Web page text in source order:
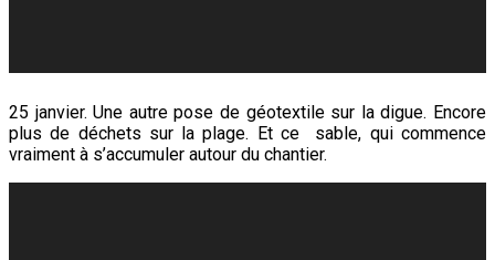
25 janvier. Une autre pose de géotextile sur la digue. Encore
plus de déchets sur la plage. Et ce sable, qui commence
vraiment à s’accumuler autour du chantier.